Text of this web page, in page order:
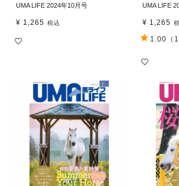
UMA LIFE 2024年10月号
¥ 1,265 税込
UMA LIFE
¥ 1,265
1.00 （